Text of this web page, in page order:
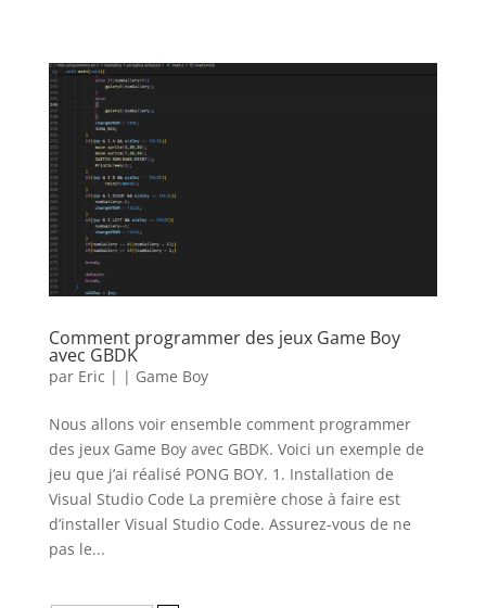
Comment programmer des jeux Game Boy
avec GBDK
par Eric | | Game Boy
Nous allons voir ensemble comment programmer
des jeux Game Boy avec GBDK. Voici un exemple de
jeu que j’ai réalisé PONG BOY. 1. Installation de
Visual Studio Code La première chose à faire est
d’installer Visual Studio Code. Assurez-vous de ne
pas le...